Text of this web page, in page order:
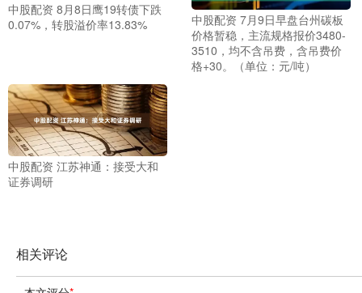
中股配资 8月8日鹰19转债下跌
0.07%，转股溢价率13.83%
中股配资 7月9日早盘台州碳板
价格暂稳，主流规格报价3480-
3510，均不含吊费，含吊费价
格+30。（单位：元/吨）
中股配资 江苏神通：接受大和
证券调研
相关评论